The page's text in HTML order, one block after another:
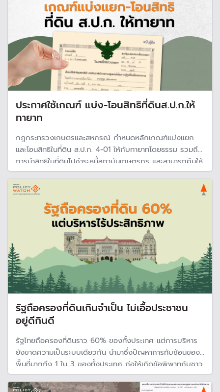
ประกาศใช้เกณฑ์ แบ่ง-โอนสิทธิที่ดินส.ป.ก.ให้
ทายาท
กฎกระทรวงเกษตรและสหกรณ์ กำหนดหลักเกณฑ์แบ่งแยก
และโอนสิทธิในที่ดิน ส.ป.ก. 4-01 ให้กับทายาทโดยธรรม รวมถึง
การนำสิทธิในที่ดินไปชำระหนี้สถาบันเกษตรกร และสามารถคืนให้
กับ ส.ป.ก. โดยได้รับค่าตอบแทน
รัฐถือครองที่ดินเกินจำเป็น ไม่เอื้อประชาชน
อยู่ดีกินดี
รัฐไทยถือครองที่ดินราว 60% ของทั้งประเทศ แต่การบริหาร
ยังขาดความเป็นระบบเดียวกัน นำมาซึ่งปัญหาการทับซ้อนของ
พื้นที่มากถึง 1 ใน 3 ของทั้งประเทศ ก่อให้เกิดข้อพิพาทกับชาว
บ้านที่ถูกกีดกันออกจากพื้นที่ป่าดั้งเดิมมาอย่างต่อเนื่อง